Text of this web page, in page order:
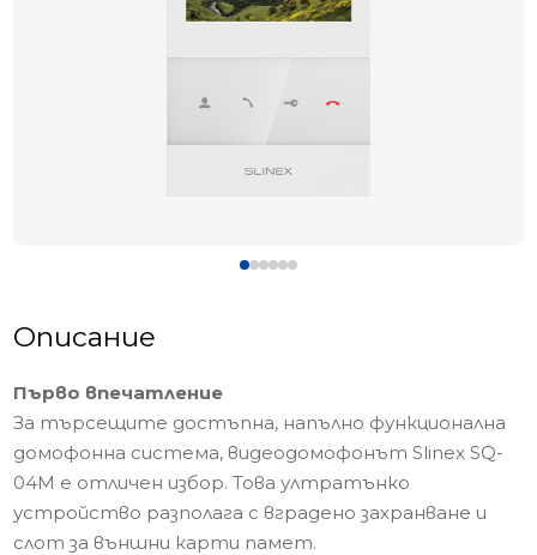
Описание
Първо впечатление
За търсещите достъпна, напълно функционална
домофонна система, видеодомофонът Slinex SQ-
04M е отличен избор. Това ултратънко
устройство разполага с вградено захранване и
слот за външни карти памет.